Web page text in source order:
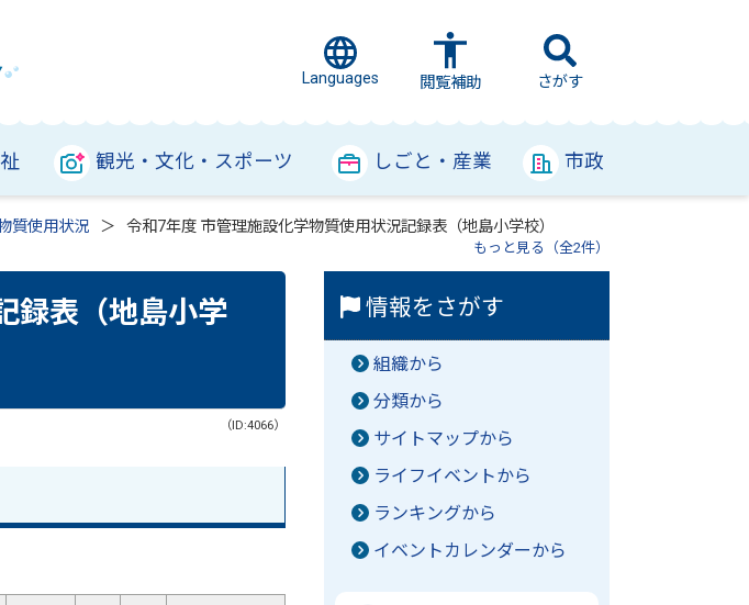
Languages 閲覧補助 さがす
観光・文化・スポーツ しごと・産業 市政
質使用状況 令和7年度 市管理施設化学物質使用状況記録表（地島小学校）
もっと見る（全2件）
録表（地島小学
（ID:4066）
情報をさがす
組織から
分類から
サイトマップから
ライフイベントから
ランキングから
イベントカレンダーから